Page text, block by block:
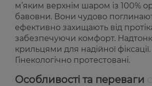
м’яким верхнім шаром із 100%
бавовни. Вони чудово
ефективно захищають від
забезпечуючи комфорт.
крильцями для надійної фіксації.
Гінекологічно протестовані.
Особливості та переваги